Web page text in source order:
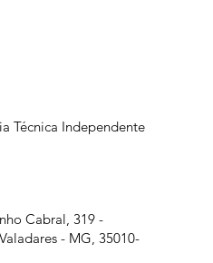
Técnica Independente
Cabral, 319 -
- MG, 35010-